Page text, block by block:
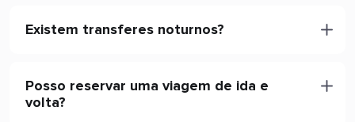
Existem transferes noturnos?
Posso reservar uma viagem de ida e
volta?